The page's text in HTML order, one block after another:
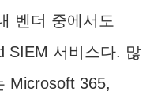
벤더 중에서도
SIEM 서비스다. 많
Microsoft 365,